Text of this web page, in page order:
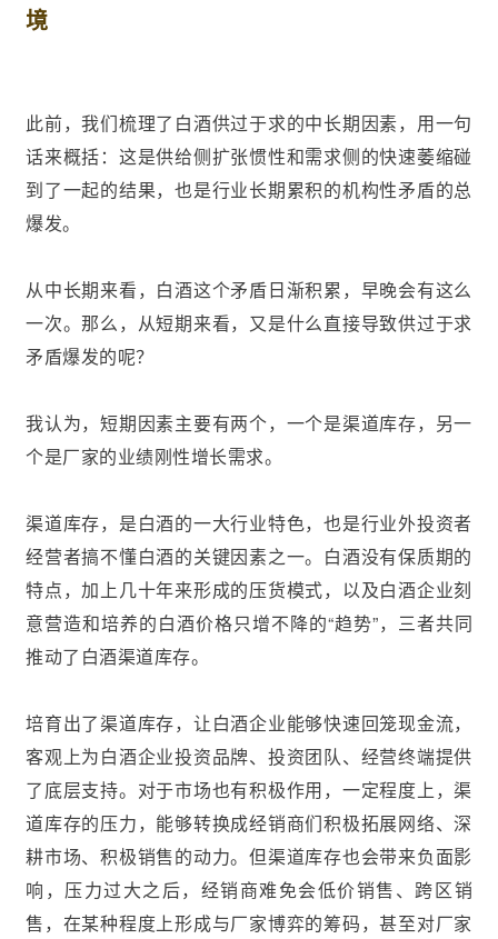
境
此前，我们梳理了白酒供过于求的中长期因素，用一句
话来概括：这是供给侧扩张惯性和需求侧的快速萎缩碰
到了一起的结果，也是行业长期累积的机构性矛盾的总
爆发。
从中长期来看，白酒这个矛盾日渐积累，早晚会有这么
一次。那么，从短期来看，又是什么直接导致供过于求
矛盾爆发的呢？
我认为，短期因素主要有两个，一个是渠道库存，另一
个是厂家的业绩刚性增长需求。
渠道库存，是白酒的一大行业特色，也是行业外投资者
经营者搞不懂白酒的关键因素之一。白酒没有保质期的
特点，加上几十年来形成的压货模式，以及白酒企业刻
意营造和培养的白酒价格只增不降的“趋势”，三者共同
推动了白酒渠道库存。
培育出了渠道库存，让白酒企业能够快速回笼现金流，
客观上为白酒企业投资品牌、投资团队、经营终端提供
了底层支持。对于市场也有积极作用，一定程度上，渠
道库存的压力，能够转换成经销商们积极拓展网络、深
耕市场、积极销售的动力。但渠道库存也会带来负面影
响，压力过大之后，经销商难免会低价销售、跨区销
售，在某种程度上形成与厂家博弈的筹码，甚至对厂家